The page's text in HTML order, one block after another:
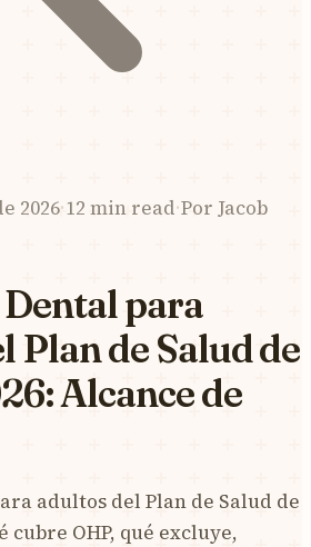
2026·12 min read·Por Jacob
para
Plan de Salud de
Alcance de
adultos del Plan de Salud de
cubre OHP, qué excluye,